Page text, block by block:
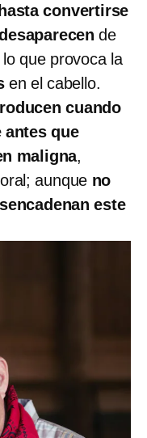
convertirse
de
que provoca la
en el cabello.
cuando
antes que
maligna,
aunque no
este